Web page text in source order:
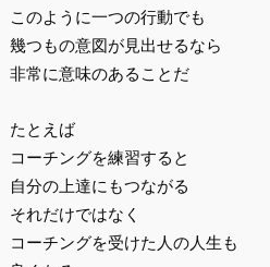
このように一つの行動でも
幾つもの意図が見出せるなら
非常に意味のあることだ
たとえば
コーチングを練習すると
自分の上達にもつながる
それだけではなく
コーチングを受けた人の人生も